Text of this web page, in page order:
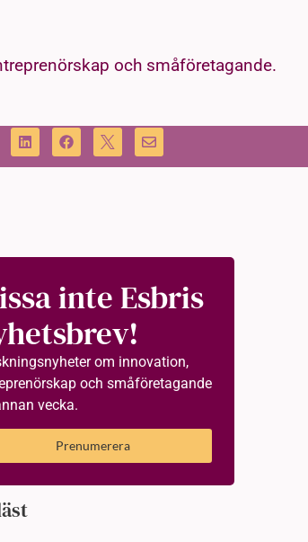
och småföretagande.
inte Esbris
om innovation,
och småföretagande
vecka.
Prenumerera